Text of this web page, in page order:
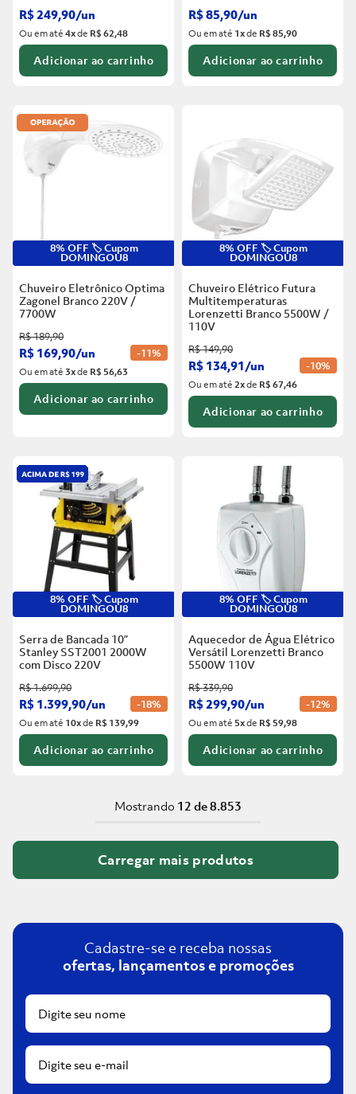
R$249,90/un
Ou em até4xde R$ 62,48
Adicionar ao carrinho
R$85,90/un
Ou em até 1xde R$ 85,90
Adicionar ao carrinho
8% OFF 🏷️ Cupom
DOMINGOU8
Chuveiro Eletrônico Optima
Zagonel Branco 220V /
7700W
R$189,90
R$ 169,90/un -11%
Ou em até3xde R$ 56,63
Adicionar ao carrinho
8% OFF 🏷️ Cupom
DOMINGOU8
Chuveiro Elétrico Futura
Multitemperaturas
Lorenzetti Branco 5500W /
110V
R$149,90
R$ 134,91/un -10%
Ou em até2xde R$ 67,46
Adicionar ao carrinho
8% OFF 🏷️ Cupom
DOMINGOU8
Serra de Bancada 10”
Stanley SST2001 2000W
com Disco 220V
R$1.699,90
R$ 1.399,90/un -18%
Ou em até 10xde R$ 139,99
Adicionar ao carrinho
8% OFF 🏷️ Cupom
DOMINGOU8
Aquecedor de Água Elétrico
Versátil Lorenzetti Branco
5500W 110V
R$339,90
R$299,90/un -12%
Ou em até5xde R$ 59,98
Adicionar ao carrinho
Mostrando 12 de 8.853
Cadastre-se e receba nossas
ofertas, lançamentos e promoções